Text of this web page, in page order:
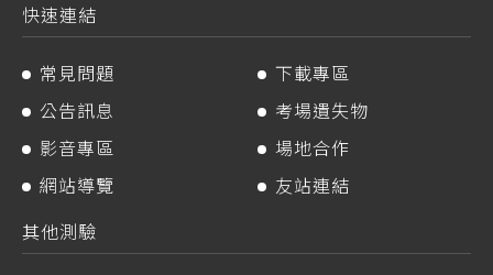
快速連結
常見問題
下載專區
公告訊息
考場遺失物
影音專區
場地合作
網站導覽
友站連結
其他測驗